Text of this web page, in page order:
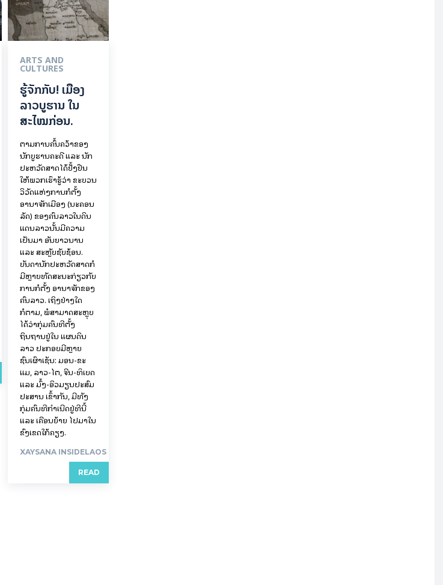
ARTS AND
CULTURES
ຮູ້ຈັກກັບ! ເມືອງ
ລາວບູຮານ ໃນ
ສະໄໝກ່ອນ.
ຕາມການຄົ້ນຄວ້າຂອງ
ນັກບູຮານຄະດີ ແລະ ນັກ
ປະຫວັດສາດໄດ້ຢັ້ງຢືນ
ໃຫ້ພວກເຮົາຮູ້ວ່າ ຂະບວນ
ວິວັດແຫ່ງການກໍ່ຕັ້ງ
ອານາຈັກເມືອງ (ນະຄອນ
ລັດ) ຂອງຄົນລາວໃນດິນ
ແດນລາວນັ້ນມີຄວາມ
ເປັນມາ ອັນຍາວນານ
ແລະ ສະຫຼັບຊັບຊ້ອນ.
ບັນດານັກປະຫວັດສາດກໍ
ມີຫຼາຍທັດສະນະກ່ຽວກັບ
ການກໍ່ຕັ້ງ ອານາຈັກຂອງ
ຄົນລາວ. ເຖິງຢ່າງໃດ
ກໍຕາມ, ພໍສາມາດສະຫຼຸບ
ໄດ້ວ່າກຸ່ມຄົນທີ່ຕັ້ງ
ຖິ່ນຖານຢູ່ໃນ ແຜນດິນ
ລາວ ປະກອບມີຫຼາຍ
ຊົນເຜົ່າເຊັ່ນ: ມອນ-ຂະ
ແມ, ລາວ-ໄຕ, ຈີນ-ທິເບດ
ແລະ ມົ້ງ-ອິວມຽນປະສົມ
ປະສານ ເຂົ້າກັນ, ມີທັງ
ກຸ່ມຄົນທີ່ກຳເນີດຢູ່ທີ່ນີ້
ແລະ ເຄື່ອນຍ້າຍ ໄປມາໃນ
ຂົງເຂດໃກ້ຄຽງ.
XAYSANA INSIDELAOS
READ